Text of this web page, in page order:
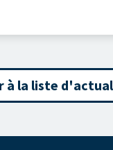
à la liste